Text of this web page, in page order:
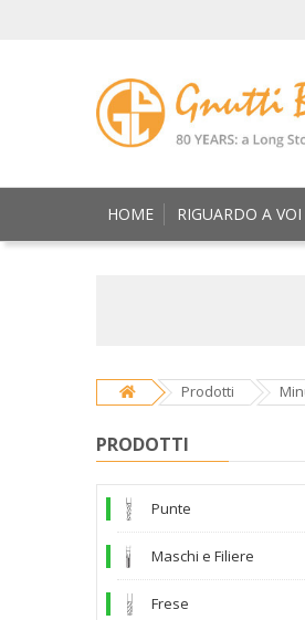
HOME RIGUARDO A VOI
Prodotti
PRODOTTI
Punte
Maschi e Filiere
Frese